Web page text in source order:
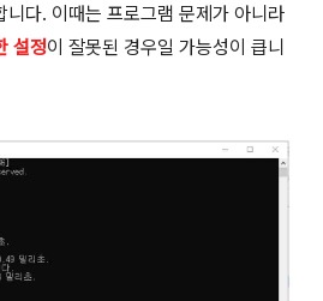
니다. 이때는 프로그램 문제가 아니라
설정이 잘못된 경우일 가능성이 큽니